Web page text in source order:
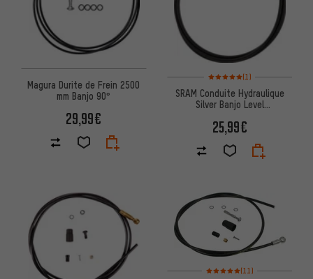
Magura Durite de Frein 2500
mm Banjo 90°
29,99€
Note moyenne : 5 sur 5
(1)
SRAM Conduite Hydraulique
Silver Banjo Level
25,99€
Note moyenne : 5 sur 5 d'après
(11)